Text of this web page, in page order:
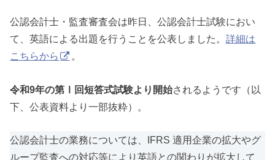
公認会計士・監査審査会は昨日、公認会計士試験におい
て、英語による出題を行うことを公表しました。詳細は
こちらから
。
令和9年の第Ⅰ回短答式試験より開始されるようです（以
下、公表資料より一部抜粋）。
公認会計士の業務については、IFRS 適用企業の拡大やグ
ループ監査への対応等により英語との関わりが拡大して